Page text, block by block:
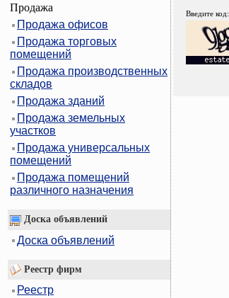
Продажа
Продажа офисов
Продажа торговых
помещений
Продажа производственных
складов
Продажа зданий
Продажа земельных
участков
Продажа универсальных
помещений
Продажа помещений
различного назначения
Доска объявлений
Доска объявлений
Реестр фирм
Реестр
Введите код: